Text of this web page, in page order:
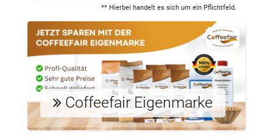
** Hierbei handelt es sich um ein Pflichtfeld.
Coffeefair Eigenmarke